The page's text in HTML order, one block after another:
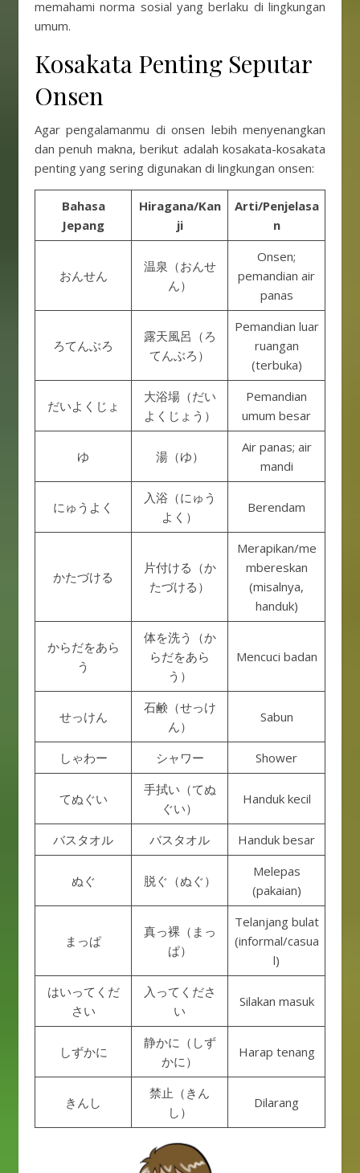
memahami norma sosial yang berlaku di lingkungan
umum.
Kosakata Penting Seputar
Onsen
Agar pengalamanmu di onsen lebih menyenangkan
dan penuh makna, berikut adalah kosakata-kosakata
penting yang sering digunakan di lingkungan onsen:
Bahasa
Jepang
Hiragana/Kan
ji
Arti/Penjelasa
n
おんせん
温泉（おんせ
ん）
Onsen;
pemandian air
panas
ろてんぶろ
露天風呂（ろ
てんぶろ）
Pemandian luar
ruangan
(terbuka)
だいよくじょ
大浴場（だい
よくじょう）
Pemandian
umum besar
ゆ 湯（ゆ）
Air panas; air
mandi
にゅうよく
入浴（にゅう
よく）
Berendam
かたづける
片付ける（か
たづける）
Merapikan/me
mbereskan
(misalnya,
handuk)
からだをあら
う
体を洗う（か
らだをあら
う）
Mencuci badan
せっけん
石鹸（せっけ
ん）
Sabun
しゃわー シャワー Shower
てぬぐい
手拭い（てぬ
ぐい）
Handuk kecil
バスタオル バスタオル Handuk besar
ぬぐ 脱ぐ（ぬぐ）
Melepas
(pakaian)
まっぱ
真っ裸（まっ
ぱ）
Telanjang bulat
(informal/casua
l)
はいってくだ
さい
入ってくださ
い
Silakan masuk
しずかに
静かに（しず
かに）
Harap tenang
きんし
禁止（きん
し）
Dilarang